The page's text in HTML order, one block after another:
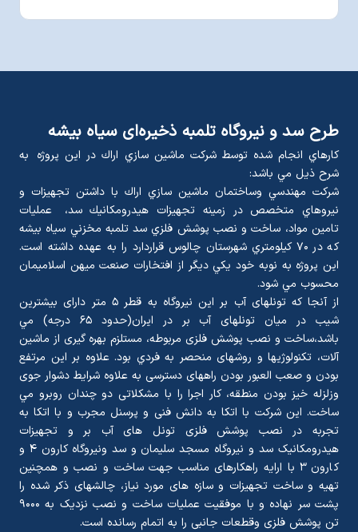
طرح سد و نیروگاه تلمبه ذخیره‌ای سیاه بیشه
كارهاي انجام شده توسط شركت ماشين سازي اراك در اين پروژه به
شرح ذيل مي باشد:
شركت مهندسي وساختمان ماشين سازي اراك با داشتن تجهيزات و
نيروهاي متخصص در زمينه تجهيزات هيدرومكانيك سد، عمليات
تامين مواد، ساخت و نصب پوشش فلزي سد تلمبه مخزني سياه بيشه
كه در ۷۰ كيلومتري شهرستان چالوس قراردارد را به عهده داشته است.
این پروژه به نوبه خود يكي ديگر از افتخارات صنعت ميهن اسلاميمان
محسوب مي شود.
از آنجا که تونلهای آب بر اين نيروگاه به قطر ۵ متر دارای بيشترين
شيب در ميان تونلهای آب بر در ايران(حدود ۶۵ درجه) مي
باشد،ساخت و نصب پوشش فلزی مربوطه، مستلزم بهره گيری از ماشين
آلات، تکنولوژيها و روشهای منحصر به فردي بود. علاوه بر اين مرتفع
بودن و صعب العبور بودن راههای دسترسی به علاوه شرايط دشوار جوی
وزلزله خيز بودن منطقه، کار اجرا را با مشکلاتی دو چندان روبرو مي
ساخت. این شرکت با اتکا به دانش فنی و پرسنل مجرب و با اتکا به
تجربه در نصب پوشش فلزی تونل های آب بر و تجهیزات
هیدرومکانیک سد و نیروگاه مسجد سلیمان و سد ونیروگاه کارون ۴ و
کارون ۳ با ارايه راهکارهای مناسب جهت ساخت و نصب و همچنين
تهيه و ساخت تجهيزات و سازه های مورد نياز، چالشهای ذکر شده را
پشت سر نهاده و با موفقيت عمليات ساخت و نصب نزديک به ۹۰۰۰
تن پوشش فلزی وقطعات جانبی را به اتمام رسانده است.